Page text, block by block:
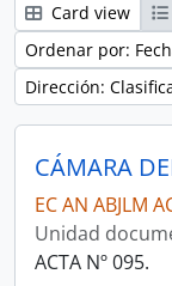
Card view
Ordenar por:
Dirección:
CÁMARA
EC AN ABJLM
Unidad
ACTA Nº 095.